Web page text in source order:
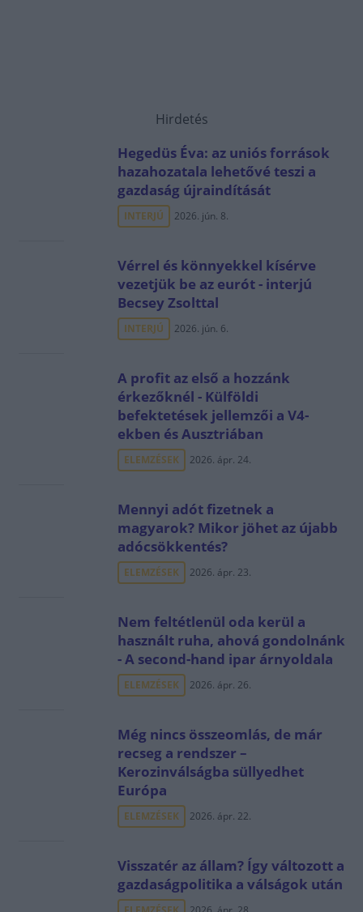
Hirdetés
Hegedüs Éva: az uniós források
hazahozatala lehetővé teszi a
gazdaság újraindítását
INTERJÚ 2026. jún. 8.
Vérrel és könnyekkel kísérve
vezetjük be az eurót - interjú
Becsey Zsolttal
INTERJÚ 2026. jún. 6.
A profit az első a hozzánk
érkezőknél - Külföldi
befektetések jellemzői a V4-
ekben és Ausztriában
ELEMZÉSEK 2026. ápr. 24.
Mennyi adót fizetnek a
magyarok? Mikor jöhet az újabb
adócsökkentés?
ELEMZÉSEK 2026. ápr. 23.
Nem feltétlenül oda kerül a
használt ruha, ahová gondolnánk
- A second-hand ipar árnyoldala
ELEMZÉSEK 2026. ápr. 26.
Még nincs összeomlás, de már
recseg a rendszer –
Kerozinválságba süllyedhet
Európa
ELEMZÉSEK 2026. ápr. 22.
Visszatér az állam? Így változott a
gazdaságpolitika a válságok után